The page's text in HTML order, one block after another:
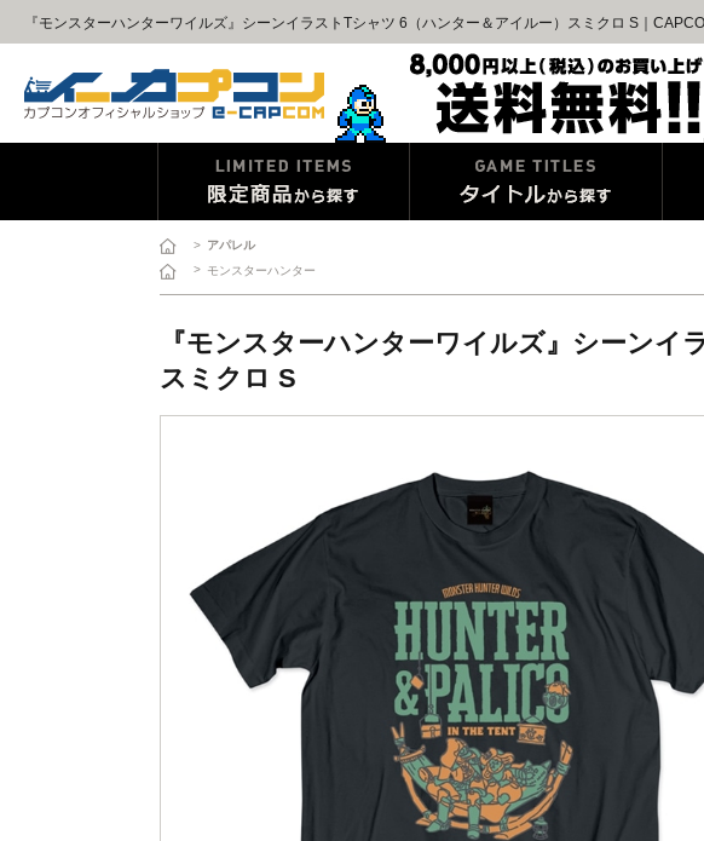
『モンスターハンターワイルズ』シーンイラストTシャツ 6（ハンター＆アイルー）スミクロ S｜
> アパレル
> モンスターハンター
『モンスターハンターワイルズ』シーンイ
スミクロ S